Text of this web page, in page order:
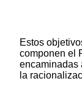
Estos
componen el
encaminadas
la